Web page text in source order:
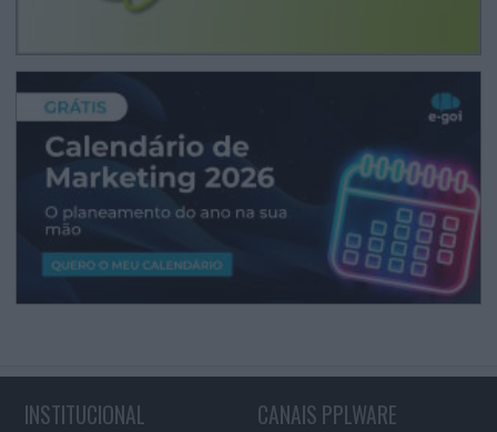
INSTITUCIONAL CANAIS PPLWARE